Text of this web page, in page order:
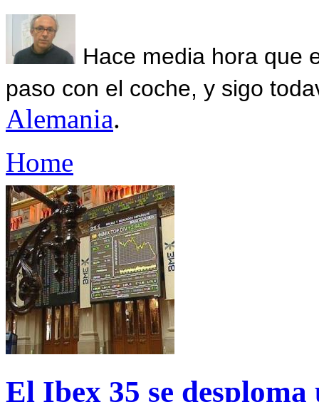
Hace media hora que
paso con el coche, y sigo
Alemania.
Home
El Ibex 35 se